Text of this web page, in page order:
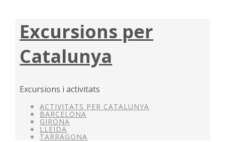
Excursions per
Catalunya
Excursions i activitats
ACTIVITATS PER CATALUNYA
BARCELONA
GIRONA
LLEIDA
TARRAGONA